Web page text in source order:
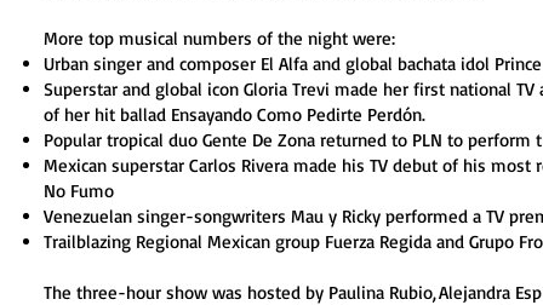
More top musical numbers of the night were:
Urban singer and composer El Alfa and global bachata idol
Superstar and global icon Gloria Trevi made her first national
of her hit ballad Ensayando Como Pedirte Perdón.
Popular tropical duo Gente De Zona returned to PLN to
Mexican superstar Carlos Rivera made his TV debut of his
No Fumo
Venezuelan singer-songwriters Mau y Ricky performed a TV
Trailblazing Regional Mexican group Fuerza Regida and Grupo
The three-hour show was hosted by Paulina Rubio, Alejandra